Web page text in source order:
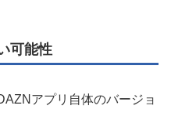
可能性
アプリ自体のバージョ